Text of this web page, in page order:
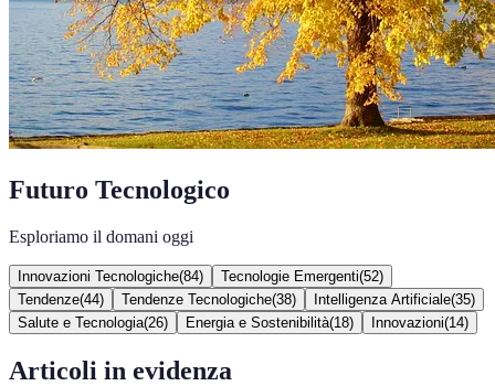
Futuro Tecnologico
Esploriamo il domani oggi
Innovazioni Tecnologiche(84) Tecnologie Emergenti(52)
Tendenze(44) Tendenze Tecnologiche(38) Intelligenza Artificiale(35)
Salute e Tecnologia(26) Energia e Sostenibilità(18) Innovazioni(14)
Articoli in evidenza